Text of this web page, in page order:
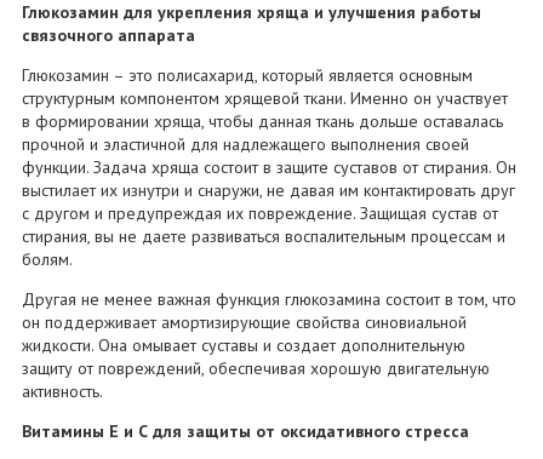
Глюкозамин для укрепления хряща и улучшения работы
связочного аппарата
Глюкозамин – это полисахарид, который является основным
структурным компонентом хрящевой ткани. Именно он участвует
в формировании хряща, чтобы данная ткань дольше оставалась
прочной и эластичной для надлежащего выполнения своей
функции. Задача хряща состоит в защите суставов от стирания. Он
выстилает их изнутри и снаружи, не давая им контактировать друг
с другом и предупреждая их повреждение. Защищая сустав от
стирания, вы не даете развиваться воспалительным процессам и
болям.
Другая не менее важная функция глюкозамина состоит в том, что
он поддерживает амортизирующие свойства синовиальной
жидкости. Она омывает суставы и создает дополнительную
защиту от повреждений, обеспечивая хорошую двигательную
активность.
Витамины Е и С для защиты от оксидативного стресса